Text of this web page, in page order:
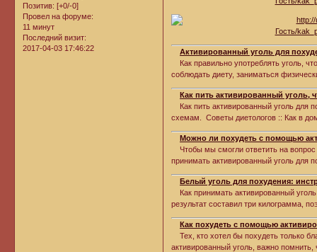
Позитив: [+0/-0]
Провел на форуме:
11 минут
Последний визит:
2017-04-03 17:46:22
Активированный уголь для
Как правильно употреблять уголь,
соблюдать диету, заниматься
Как пить активированный уголь,
Как пить активированный уголь для
схемам. Советы диетологов :: Как в
Можно ли похудеть с помощью
Чтобы мы смогли ответить на
принимать активированный уголь для
Белый уголь для похудения:
Как принимать активированный
результат составил три килограмма,
Как похудеть с помощью
Тех, кто хотел бы похудеть только
активированный уголь, важно